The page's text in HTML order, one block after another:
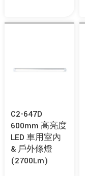
C2-647D
600mm 高亮度
LED 車用室內
& 戶外條燈
(2700Lm)